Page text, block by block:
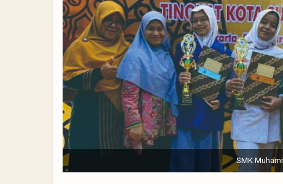
Sabtu, 19 November 2022. (dari kiri) Pertunjukan Tapak
Muhammadiyah 48 ||